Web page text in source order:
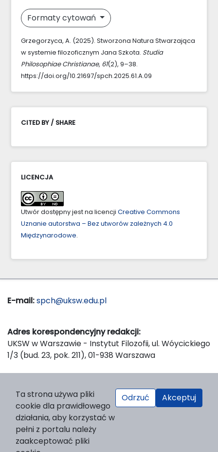
Formaty cytowań
Grzegorzyca, A. (2025). Stworzona Natura Stwarzająca
w systemie filozoficznym Jana Szkota. Studia
Philosophiae Christianae, 61(2), 9–38.
https://doi.org/10.21697/spch.2025.61.A.09
CITED BY / SHARE
LICENCJA
Utwór dostępny jest na licencji Creative Commons
Uznanie autorstwa – Bez utworów zależnych 4.0
Międzynarodowe.
E-mail:spch@uksw.edu.pl
Adres korespondencyjny redakcji:
UKSW w Warszawie - Instytut Filozofii, ul. Wóycickiego
1/3 (bud. 23, pok. 211), 01-938 Warszawa
Wydawnictwo Naukowe UKSW, ul. Dewajtis 5, domek
nr 2, 01-815 Warszawa
Strona WWW Wydawnictwa
e-mail: wydawnictwo@uksw.edu.pl
Ta strona używa pliki
cookie dla prawidłowego
działania, aby korzystać w
pełni z portalu należy
zaakceptować pliki
Odrzuć Akceptuj